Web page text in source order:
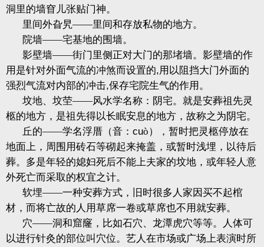
洞里的墙窅儿张贴门神。
里间外旮旯——里间和存放私物的地方。
院墙——宅基地的围墙。
影壁墙——街门里侧正对大门的那堵墙。影壁墙的作
用是针对外面气流的冲煞而设置的,用以阻挡大门外面的
强烈气流对内部的冲击,保存宅院生气的作用。
坟地、坟茔——风水学名称：阴宅。就是安葬祖先灵
柩的地方，是祖先得以长眠安息的地方，故称之为阴宅。
丘的——学名浮厝（音： cuò），暂时把灵柩停放在
地面上，周围用砖石等砌起来掩盖，或暂时浅埋，以待后
葬。多是年轻的媳妇死后不能上夫家的坟地，或年轻人意
外死亡而采取的权宜之计。
软埋——一种安葬方式，旧时很多人家因买不起棺
材，而将亡故的人用草席一卷或草席也不用就安葬。
穴——洞和窟窿，比如石穴、龙潭虎穴等等。人体可
以进行针灸的部位叫穴位。艺人在市场或广场上表演时所